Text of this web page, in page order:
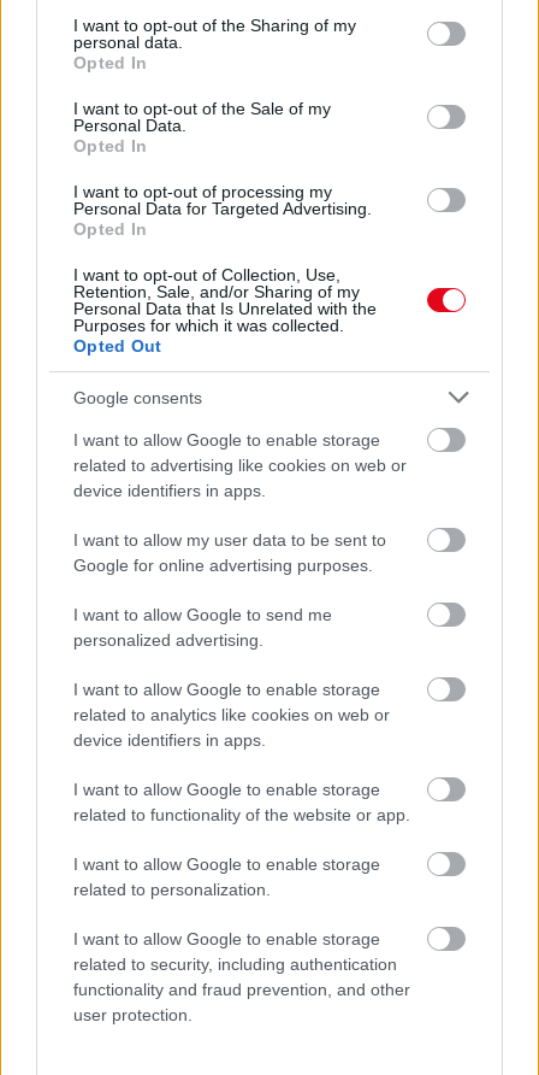
not limited to your visit or usage behaviour. You may click to
grant or deny consent to Google and its third-party tags to
use your data for below specified purposes in below Google
consent section.
I want to opt-out of the Sharing of my
personal data.
Opted In
I want to opt-out of the Sale of my
Personal Data.
Opted In
I want to opt-out of processing my
Personal Data for Targeted Advertising.
Opted In
I want to opt-out of Collection, Use,
Retention, Sale, and/or Sharing of my
Personal Data that Is Unrelated with the
Purposes for which it was collected.
Opted Out
Google consents
I want to allow Google to enable storage
related to advertising like cookies on web or
device identifiers in apps.
I want to allow my user data to be sent to
Google for online advertising purposes.
I want to allow Google to send me
personalized advertising.
I want to allow Google to enable storage
related to analytics like cookies on web or
device identifiers in apps.
I want to allow Google to enable storage
related to functionality of the website or app.
I want to allow Google to enable storage
related to personalization.
I want to allow Google to enable storage
related to security, including authentication
functionality and fraud prevention, and other
user protection.
Keserű sírásban tör ki Gabrielláék babája az
etetőszékben: az oka mindenkit értetlenül hagy - Videó
Először hívta meg a srác a családját vacsorázni: amikor
ránézett a számlára, sokkot kapott - Videó
Tragédia a karácsonyi vacsorán: 3 ember halt meg a